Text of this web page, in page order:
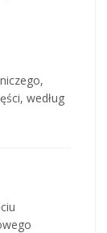
według